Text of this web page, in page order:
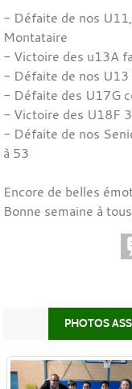
- Défaite de nos
Montataire
- Victoire des u13A
- Défaite de nos
- Défaite des U17G
- Victoire des U18F
- Défaite de nos
à 53
Encore de belles
Bonne semaine à
PHOTOS